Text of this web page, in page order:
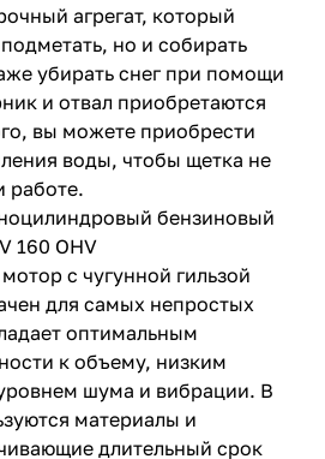
агрегат, который
но и собирать
убирать снег при помощи
и отвал приобретаются
вы можете приобрести
воды, чтобы щетка не
работе.
бензиновый
160 OHV
с чугунной гильзой
для самых непростых
оптимальным
к объему, низким
шума и вибрации. В
материалы и
длительный срок